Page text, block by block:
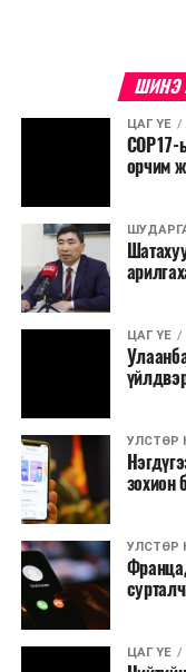
ШИНЭ
ЦАГ ҮЕ
орчим
ЦАГ ҮЕ
УЛСТӨР
зохион
УЛСТӨР
ЦАГ ҮЕ